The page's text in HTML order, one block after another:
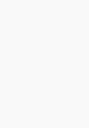
匯」構建跨代共融智
屋邨「樂嶺都匯」剛
特別行政區政府財政
局副局長林智文、房
禮。項目位於粉嶺百
及資助出售單位，為